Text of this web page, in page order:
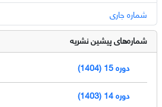
شماره جاری
شماره‌های پیشین نشریه
دوره 15 (1404)
دوره 14 (1403)